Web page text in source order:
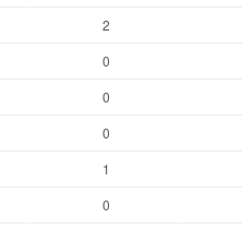
2
0
0
0
1
0